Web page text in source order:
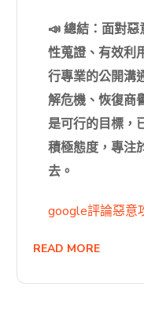
📣 總結：面對
性蒐證、有效利
行專業的公開溝
解危機、恢復商
是可行的目標，
積極態度，專注
去。
google評論惡意
READ MORE